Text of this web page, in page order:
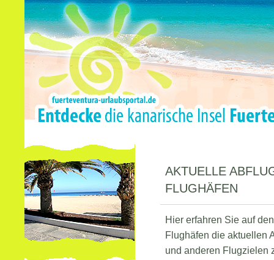
AKTUELLE
FLUGHÄFEN
Hier erfahren Sie auf
Flughäfen die aktuellen
und anderen Flugzielen